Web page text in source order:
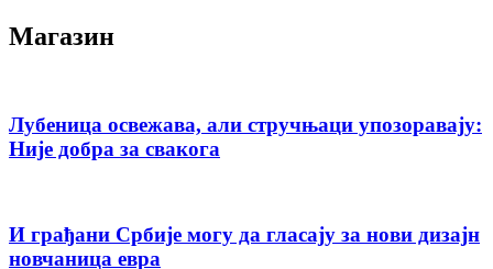
Магазин
Лубеница освежава, али стручњаци упозоравају:
Није добра за свакога
И грађани Србије могу да гласају за нови дизајн
новчаница евра